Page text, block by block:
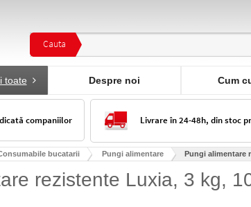
Cauta
toate Despre noi Cum
companiilor Livrare în 24-48h, din stoc
bucatarii Pungi alimentare Pungi alimentare
rezistente Luxia, 3 kg,